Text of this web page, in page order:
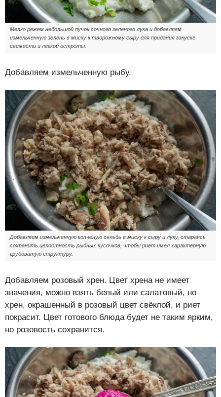
Мелко режем небольшой пучок сочного зеленого лука и добавляем
измельченную зелень в миску к творожному сыру для придания закуске
свежести и легкой остроты.
Добавляем измельченную рыбу.
Добавляем измельченную копченую сельдь в миску к сыру и луку, стараясь
сохранить целостность рыбных кусочков, чтобы риет имел характерную
грубоватую структуру.
Добавляем розовый хрен. Цвет хрена не имеет
значения, можно взять белый или салатовый, но
хрен, окрашенный в розовый цвет свёклой, и риет
покрасит. Цвет готового блюда будет не таким ярким,
но розовость сохранится.